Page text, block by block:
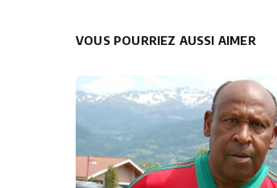
VOUS POURRIEZ AUSSI AIMER